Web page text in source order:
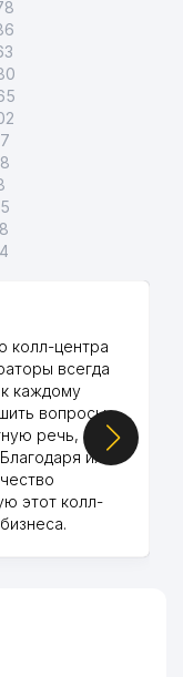
колл-центра
всегда
каждому
вопросы.
речь,
их
этот колл-